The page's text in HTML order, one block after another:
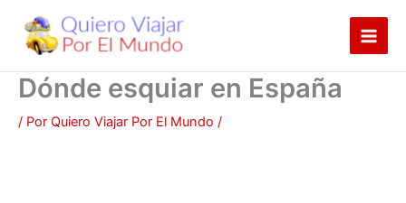
contenido
Dónde esquiar en España
/ Por Quiero Viajar Por El Mundo /